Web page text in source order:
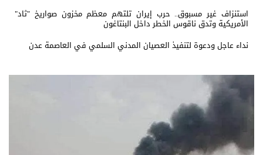
استنزاف غير مسبوق.. حرب إيران تلتهم معظم مخزون صواريخ "ثاد"
الأمريكية وتدق ناقوس الخطر داخل البنتاغون
نداء عاجل ودعوة لتنفيذ العصيان المدني السلمي في العاصمة عدن